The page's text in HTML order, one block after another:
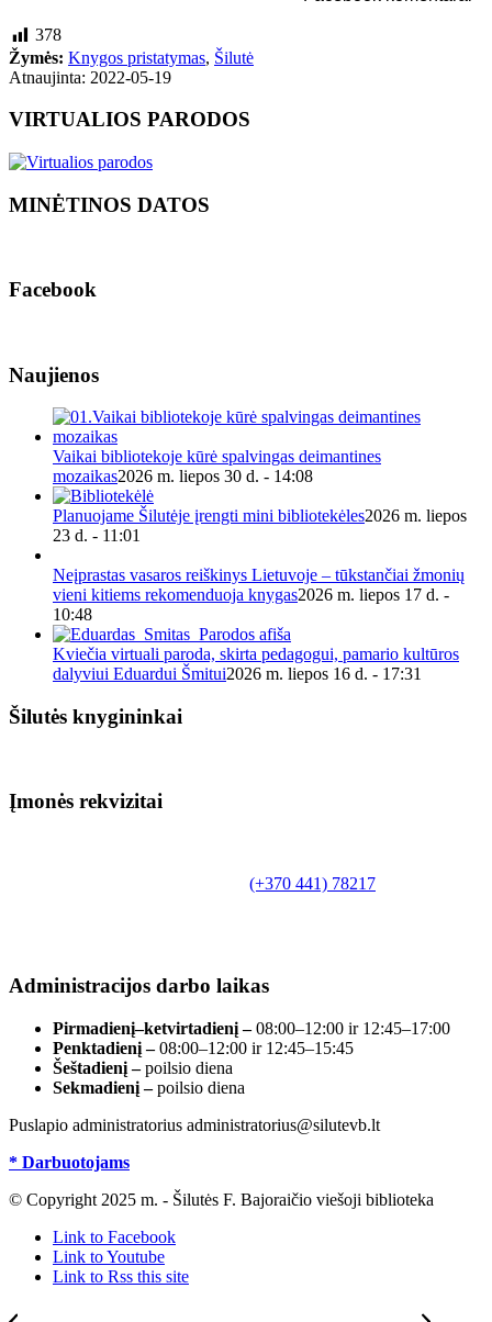
378
Žymės: Knygos pristatymas, Šilutė
Atnaujinta: 2022-05-19
VIRTUALIOS PARODOS
MINĖTINOS DATOS
Facebook
Naujienos
Vaikai bibliotekoje kūrė spalvingas deimantines
mozaikas2026 m. liepos 30 d. - 14:08
Planuojame Šilutėje įrengti mini bibliotekėles2026 m. liepos
23 d. - 11:01
Neįprastas vasaros reiškinys Lietuvoje – tūkstančiai žmonių
vieni kitiems rekomenduoja knygas2026 m. liepos 17 d. -
10:48
Kviečia virtuali paroda, skirta pedagogui, pamario kultūros
dalyviui Eduardui Šmitui2026 m. liepos 16 d. - 17:31
Šilutės knygininkai
Įmonės rekvizitai
(+370 441) 78217
Administracijos darbo laikas
Pirmadienį–ketvirtadienį –08:00–12:00 ir 12:45–17:00
Penktadienį –08:00–12:00 ir 12:45–15:45
Šeštadienį –poilsio diena
Sekmadienį –poilsio diena
Puslapio administratorius administratorius@silutevb.lt
* Darbuotojams
© Copyright 2025 m. - Šilutės F. Bajoraičio viešoji biblioteka
Link to Facebook
Link to Youtube
Link to Rss this site